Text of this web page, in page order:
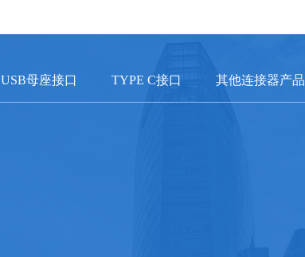
USB母座接口 TYPE C接口 其他连接器产品